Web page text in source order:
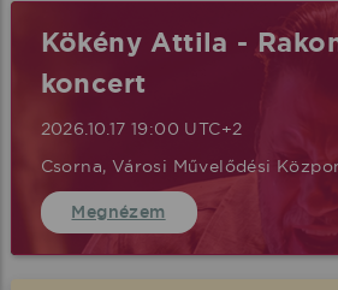
Kökény Attila -
koncert
2026.10.17 19:00 UTC+2
Csorna, Városi Művelődési
Megnézem